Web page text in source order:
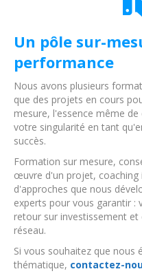
Un pôle sur-
performance
Nous avons plusieurs
que des projets en cours
mesure, l'essence même
votre singularité en tant
succès.
Formation sur mesure,
œuvre d'un projet,
d'approches que nous
experts pour vous garantir :
retour sur investissement
réseau.
Si vous souhaitez que nous
thématique, contactez-